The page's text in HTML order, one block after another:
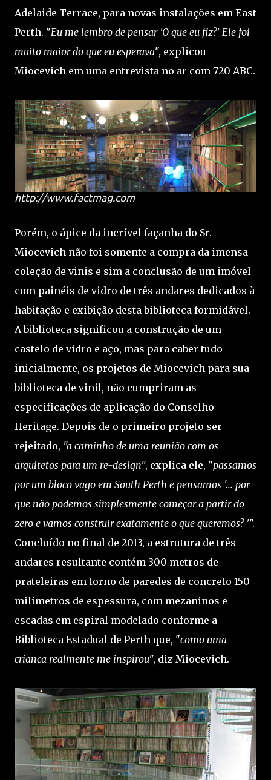
Adelaide Terrace, para novas instalações em East
Perth. "Eu me lembro de pensar 'O que eu fiz?' Ele foi
muito maior do que eu esperava", explicou
Miocevich em uma entrevista no ar com 720 ABC.
http://www.factmag.com
Porém, o ápice da incrível façanha do Sr.
Miocevich não foi somente a compra da imensa
coleção de vinis e sim a conclusão de um imóvel
com painéis de vidro de três andares dedicados à
habitação e exibição desta biblioteca formidável.
A biblioteca significou a construção de um
castelo de vidro e aço, mas para caber tudo
inicialmente, os projetos de Miocevich para sua
biblioteca de vinil, não cumpriram as
especificações de aplicação do Conselho
Heritage. Depois de o primeiro projeto ser
rejeitado, "a caminho de uma reunião com os
arquitetos para um re-design", explica ele, "passamos
por um bloco vago em South Perth e pensamos '... por
que não podemos simplesmente começar a partir do
zero e vamos construir exatamente o que queremos? '".
Concluído no final de 2013, a estrutura de três
andares resultante contém 300 metros de
prateleiras em torno de paredes de concreto 150
milímetros de espessura, com mezaninos e
escadas em espiral modelado conforme a
Biblioteca Estadual de Perth que, "como uma
criança realmente me inspirou", diz Miocevich.